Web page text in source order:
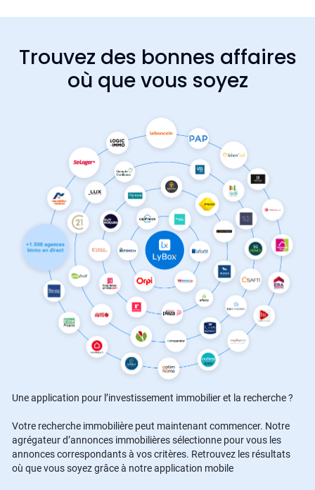
Trouvez des bonnes affaires
où que vous soyez
Une application pour l’investissement immobilier et la recherche ?
Votre recherche immobilière peut maintenant commencer. Notre
agrégateur d’annonces immobilières sélectionne pour vous les
annonces correspondants à vos critères. Retrouvez les résultats
où que vous soyez grâce à notre application mobile